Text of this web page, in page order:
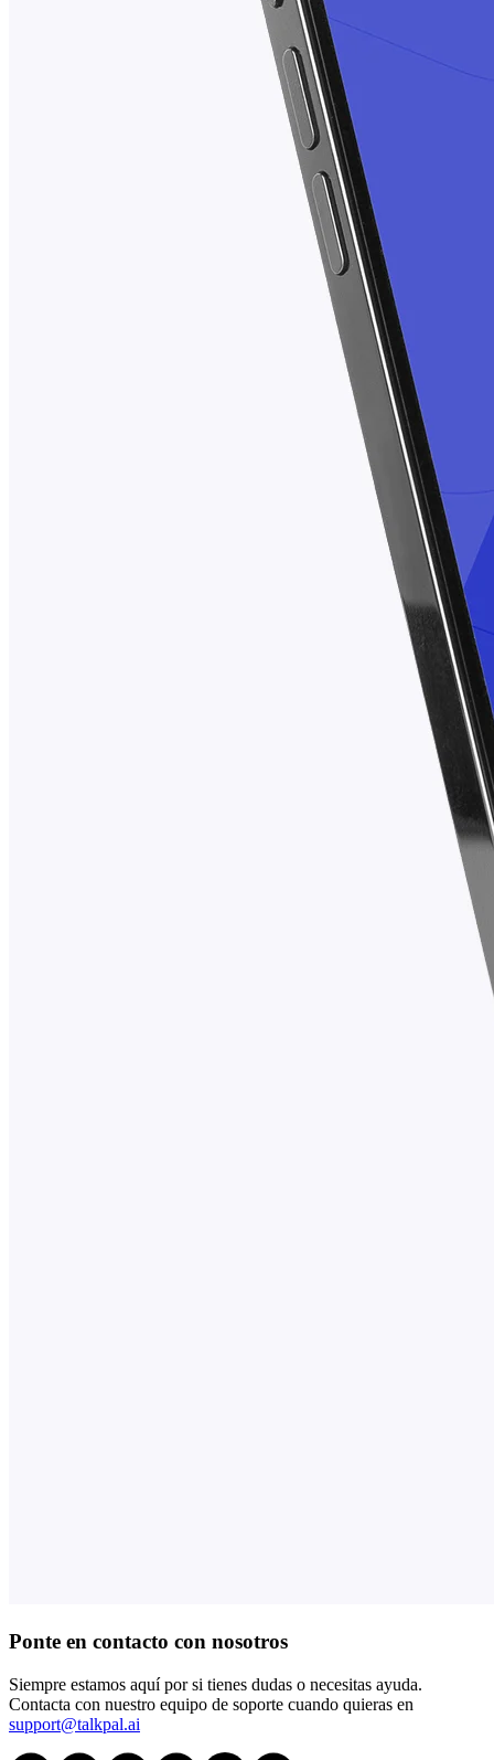
Ponte en contacto con nosotros
Siempre estamos aquí por si tienes dudas o necesitas ayuda.
Contacta con nuestro equipo de soporte cuando quieras en
support@talkpal.ai